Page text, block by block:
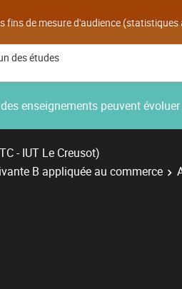
fins de mesure d'audience
des études
enseignements peuvent évoluer
- IUT Le Creusot)
B appliquée au commerce